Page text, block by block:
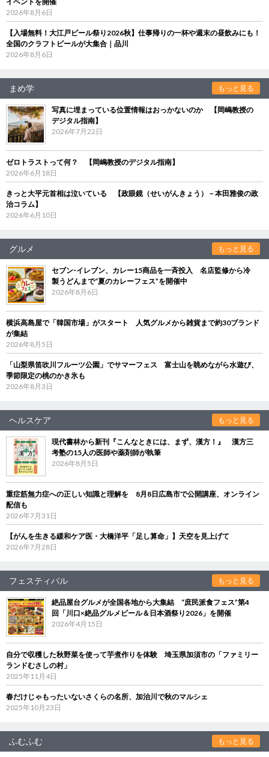
2026年8月6日
【入場無料！大江戸ビール祭り2026秋】仕事帰りの一杯や週末の昼飲みにも！
全国のクラフトビールが大集合｜品川
2026年8月6日
まめ学 もっと見る
写真に埋まっている位置情報はおっかないのか 【岡嶋教授の
デジタル指南】
2026年7月22日
ゼロトラストって何？ 【岡嶋教授のデジタル指南】
2026年6月18日
きっと大平元首相は泣いている 【政眼鏡（せいがんきょう）－本田雅俊の政
治コラム】
2026年6月10日
グルメ もっと見る
セブン‐イレブン、カレー15商品を一斉投入 名店監修から冷
製うどんまで“夏のカレーフェス”を開催中
2026年8月6日
横浜高島屋で「韓国市場」がスタート 人気グルメから雑貨まで約30ブランド
が集結
2026年8月5日
「山梨県笛吹川フルーツ公園」でサマーフェス 富士山を眺めながら水遊び、
季節限定の桃のかき氷も
2026年8月3日
ヘルスケア もっと見る
現代書林から新刊『こんなときには、まず、漢方！』 漢方三
考塾の15人の医師や薬剤師が執筆
2026年8月5日
重症筋無力症への正しい知識と理解を 8月8日広島市で公開講座、オンライン
配信も
2026年7月31日
【がんを生きる緩和ケア医・大橋洋平「足し算命」】天空を見上げて
2026年7月28日
フェスティバル もっと見る
絶品屋台グルメが全国各地から大集結 “庶民派食フェス”第4
回「川口×絶品グルメビール＆日本酒祭り2026」を開催
2026年4月15日
自分で収穫した秋野菜を使って芋煮作りを体験 埼玉県加須市の「ファミリー
ランドむさしの村」
2025年11月4日
春だけじゃもったいないさくらの名所、加治川で秋のマルシェ
2025年10月23日
ふむふむ もっと見る